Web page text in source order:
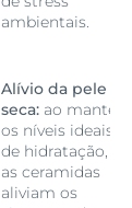
ambientais.
Alívio da pele
seca:ao manter
os níveis ideais
de hidratação,
as ceramidas
aliviam os